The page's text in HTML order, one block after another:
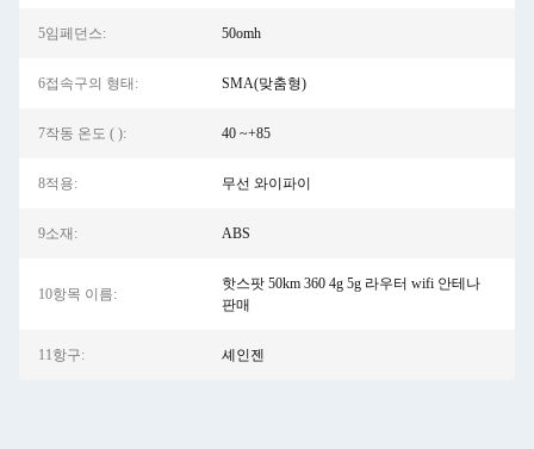
5임페던스: 50omh
6접속구의 형태: SMA(맞춤형)
7작동 온도 ( ): 40 ~+85
8적용: 무선 와이파이
9소재: ABS
10항목 이름:
핫스팟 50km 360 4g 5g 라우터 wifi 안테나
판매
11항구: 셰인젠